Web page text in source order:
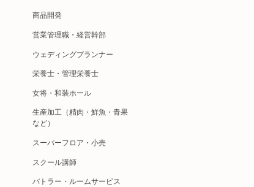
商品開発
営業管理職・経営幹部
ウェディングプランナー
栄養士・管理栄養士
女将・和装ホール
生産加工（精肉・鮮魚・青果
など）
スーパーフロア・小売
スクール講師
バトラー・ルームサービス